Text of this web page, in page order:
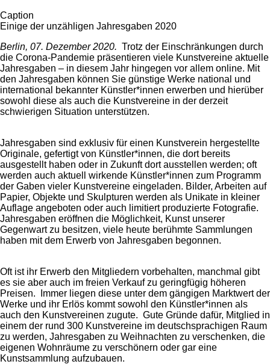
Caption
Einige der unzähligen Jahresgaben 2020
Berlin, 07. Dezember 2020. Trotz der Einschränkungen durch
die Corona-Pandemie präsentieren viele Kunstvereine aktuelle
Jahresgaben – in diesem Jahr hingegen vor allem online. Mit
den Jahresgaben können Sie günstige Werke national und
international bekannter Künstler*innen erwerben und hierüber
sowohl diese als auch die Kunstvereine in der derzeit
schwierigen Situation unterstützen.
Jahresgaben sind exklusiv für einen Kunstverein hergestellte
Originale, gefertigt von Künstler*innen, die dort bereits
ausgestellt haben oder in Zukunft dort ausstellen werden; oft
werden auch aktuell wirkende Künstler*innen zum Programm
der Gaben vieler Kunstvereine eingeladen. Bilder, Arbeiten auf
Papier, Objekte und Skulpturen werden als Unikate in kleiner
Auflage angeboten oder auch limitiert produzierte Fotografie.
Jahresgaben eröffnen die Möglichkeit, Kunst unserer
Gegenwart zu besitzen, viele heute berühmte Sammlungen
haben mit dem Erwerb von Jahresgaben begonnen.
Oft ist ihr Erwerb den Mitgliedern vorbehalten, manchmal gibt
es sie aber auch im freien Verkauf zu geringfügig höheren
Preisen. Immer liegen diese unter dem gängigen Marktwert der
Werke und ihr Erlös kommt sowohl den Künstler*innen als
auch den Kunstvereinen zugute. Gute Gründe dafür, Mitglied in
einem der rund 300 Kunstvereine im deutschsprachigen Raum
zu werden, Jahresgaben zu Weihnachten zu verschenken, die
eigenen Wohnräume zu verschönern oder gar eine
Kunstsammlung aufzubauen.